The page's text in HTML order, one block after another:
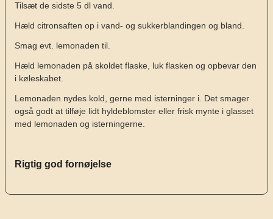
Tilsæt de sidste 5 dl vand.
Hæld citronsaften op i vand- og sukkerblandingen og bland.
Smag evt. lemonaden til.
Hæld lemonaden på skoldet flaske, luk flasken og opbevar den
i køleskabet.
Lemonaden nydes kold, gerne med isterninger i. Det smager
også godt at tilføje lidt hyldeblomster eller frisk mynte i glasset
med lemonaden og isterningerne.
Rigtig god fornøjelse